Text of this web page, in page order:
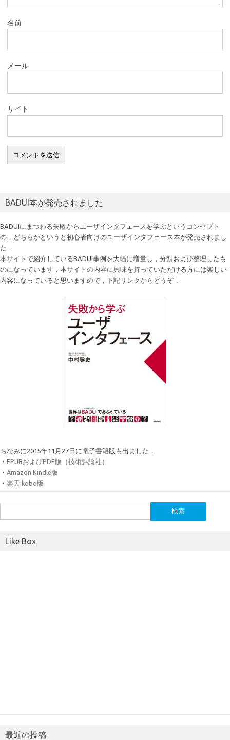
名前
メール
サイト
BADUI本が発売されました
BADUIにまつわる失敗からユーザインタフェースを学ぶというコンセプト
の，どちらかというと初心者向けのユーザインタフェース本が発売されまし
た．
本サイトで紹介しているBADUI事例を大幅に増量し，分類および整理したも
のになっています．本サイトの内容に興味を持っていただける方には楽しい
内容になっていると思いますので，下記リンクからどうぞ．
ちなみに2015年11月27日に電子書籍版も出ました．
・ EPUBおよびPDF版（技術評論社）
・ Amazon Kindle版
・ 楽天 kobo版
索:
Like Box
最近の投稿